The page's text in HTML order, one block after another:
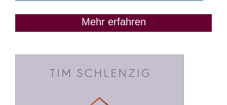
Mehr erfahren